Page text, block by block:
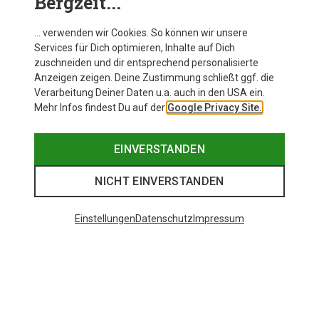
… verwenden wir Cookies. So können wir unsere
Services für Dich optimieren, Inhalte auf Dich
zuschneiden und dir entsprechend personalisierte
Anzeigen zeigen. Deine Zustimmung schließt ggf. die
Verarbeitung Deiner Daten u.a. auch in den USA ein.
Mehr Infos findest Du auf der Google Privacy Site.
EINVERSTANDEN
NICHT EINVERSTANDEN
EinstellungenDatenschutz Impressum